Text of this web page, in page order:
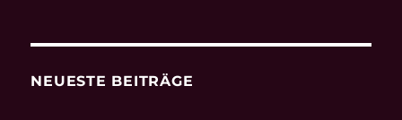
NEUESTE BEITRÄGE